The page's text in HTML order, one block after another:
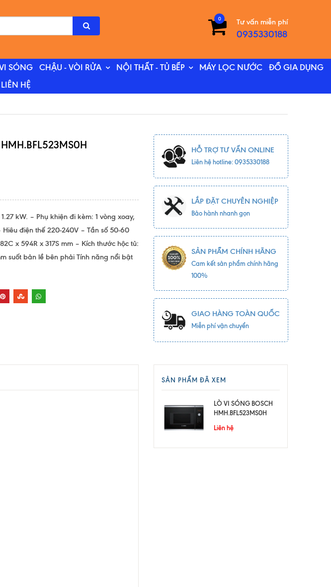
Tư vấn miễn phí
0935330188
0
SÓNG CHẬU - VÒI RỬA NỘI THẤT - TỦ BẾP MÁY LỌC NƯỚC
ĐỒ GIA DỤNG
LIÊN HỆ
kW. – Phụ khiện đi kèm: 1 vòng xoay,
điện thế 220-240V – Tần số 50-60
x 594R x 317S mm – Kích thước hộc tủ:
suốt bản lề bên phải Tính năng nổi bật
HỖ TRỢ TƯ VẤN ONLINE
Liên hệ hotline: 0935330188
LẮP ĐẶT CHUYÊN NGHIỆP
Bảo hành nhanh gọn
SẢN PHẨM CHÍNH HÃNG
Cam kết sản phẩm chính hãng
100%
GIAO HÀNG TOÀN QUỐC
Miễn phí vận chuyển
SẢN PHẨM ĐÃ XEM
LÒ VI SÓNG BOSCH
HMH.BFL523MS0H
Liên hệ